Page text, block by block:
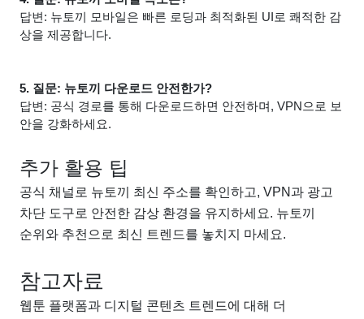
답변: 뉴토끼 모바일은 빠른 로딩과 최적화된 UI로 쾌적한 감
상을 제공합니다.
5. 질문: 뉴토끼 다운로드 안전한가?
답변: 공식 경로를 통해 다운로드하면 안전하며, VPN으로 보
안을 강화하세요.
추가 활용 팁
공식 채널로 뉴토끼 최신 주소를 확인하고, VPN과 광고
차단 도구로 안전한 감상 환경을 유지하세요. 뉴토끼
순위와 추천으로 최신 트렌드를 놓치지 마세요.
참고자료
웹툰 플랫폼과 디지털 콘텐츠 트렌드에 대해 더